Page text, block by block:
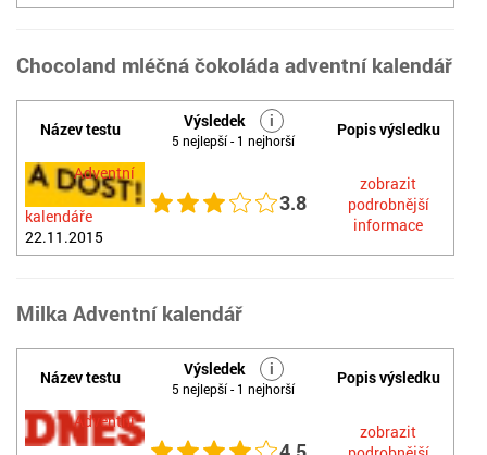
Chocoland mléčná čokoláda adventní kalendář
Název testu Výsledek i
5 nejlepší - 1 nejhorší
Popis výsledku
Adventní
kalendáře
22.11.2015
3.8
zobrazit
podrobnější
informace
Milka Adventní kalendář
Název testu Výsledek i
5 nejlepší - 1 nejhorší
Popis výsledku
Adventní
zobrazit